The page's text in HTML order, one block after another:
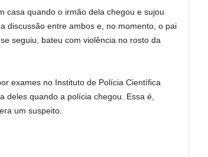
casa quando o irmão dela chegou e sujou
discussão entre ambos e, no momento, o pai
seguiu, bateu com violência no rosto da
exames no Instituto de Polícia Científica
deles quando a polícia chegou. Essa é,
um suspeito.